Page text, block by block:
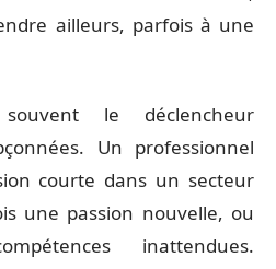
ailleurs, parfois à une
le déclencheur
Un professionnel
courte dans un secteur
une passion nouvelle, ou
inattendues.